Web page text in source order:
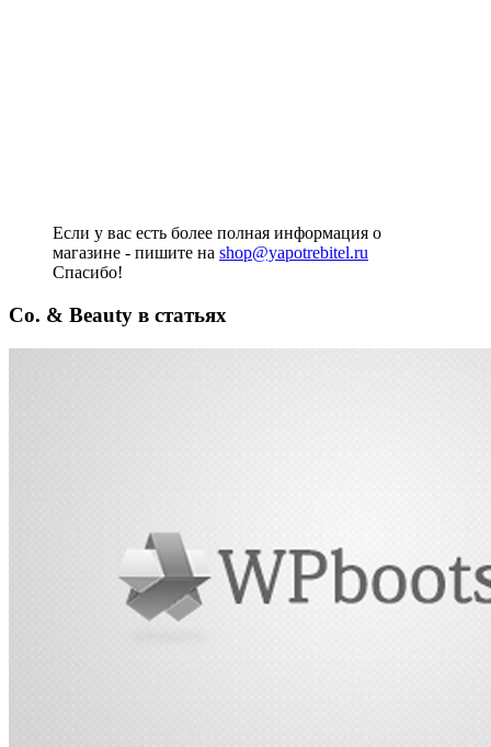
Если у вас есть более полная информация о
магазине - пишите на shop@yapotrebitel.ru
Спасибо!
Co. & Beauty в статьях